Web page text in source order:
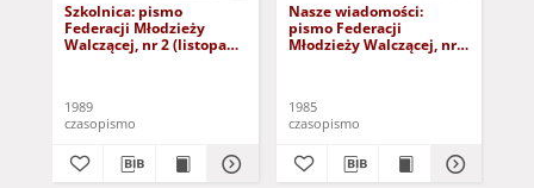
Szkolnica: pismo
Federacji Młodzieży
Walczącej, nr 2 (listopad
1989
czasopismo
Nasze wiadomości:
pismo Federacji
Młodzieży Walczącej, nr 1
1985
czasopismo